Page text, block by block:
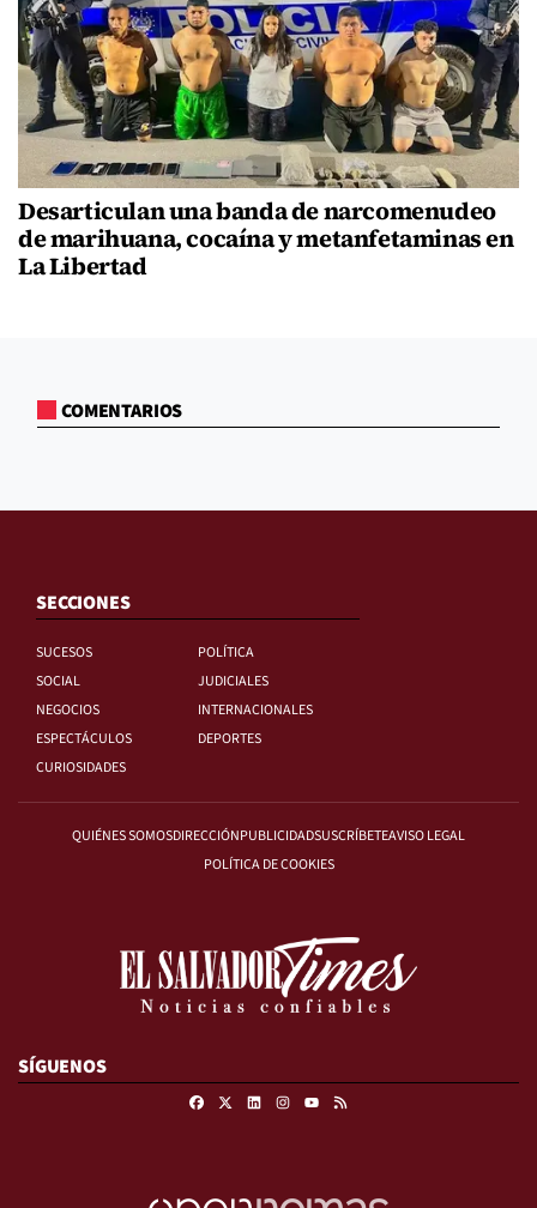
Desarticulan una banda de narcomenudeo
de marihuana, cocaína y metanfetaminas en
La Libertad
COMENTARIOS
SECCIONES
SUCESOS
POLÍTICA
SOCIAL
JUDICIALES
NEGOCIOS
INTERNACIONALES
ESPECTÁCULOS
DEPORTES
CURIOSIDADES
QUIÉNES SOMOSDIRECCIÓNPUBLICIDADSUSCRÍBETEAVISO LEGAL
POLÍTICA DE COOKIES
SÍGUENOS
FacebookLinkedinInstagram